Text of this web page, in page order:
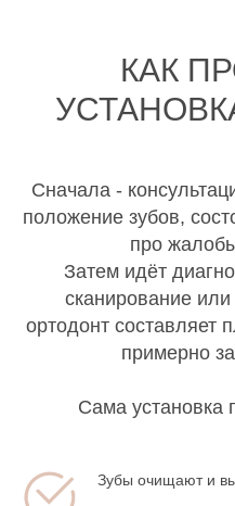
КАК
Сначала -
положение зубов,
про
Затем идёт
сканирование
ортодонт составляет
примерно
Сама установка
Зубы очищают и